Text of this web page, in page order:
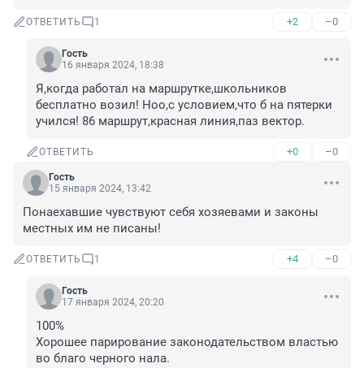
ОТВЕТИТЬ 1 +2 –0
Гость
16 января 2024, 18:38
Я,когда работал на маршрутке,школьников
бесплатно возил! Ноо,с условием,что б на пятерки
учился! 86 маршрут,красная линия,паз вектор.
ОТВЕТИТЬ +0 –0
Гость
15 января 2024, 13:42
Понаехавшие чувствуют себя хозяевами и законы
местных им не писаны!
ОТВЕТИТЬ 1 +4 –0
Гость
17 января 2024, 20:20
100%
Хорошее парирование законодательством властью
во благо черного нала.